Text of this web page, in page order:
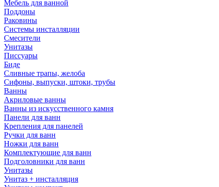
Мебель для ванной
Поддоны
Раковины
Системы инсталляции
Смесители
Унитазы
Писсуары
Биде
Сливные трапы, желоба
Сифоны, выпуски, штоки, трубы
Ванны
Акриловые ванны
Ванны из искусственного камня
Панели для ванн
Крепления для панелей
Ручки для ванн
Ножки для ванн
Комплектующие для ванн
Подголовники для ванн
Унитазы
Унитаз + инсталляция